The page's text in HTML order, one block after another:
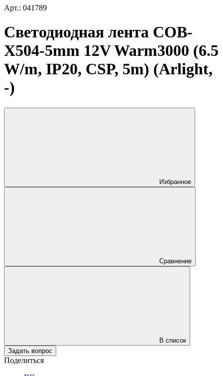
Арт.: 041789
Светодиодная лента COB-
X504-5mm 12V Warm3000 (6.5
W/m, IP20, CSP, 5m) (Arlight,
-)
Избранное
Сравнение
В список
Задать вопрос
Поделиться